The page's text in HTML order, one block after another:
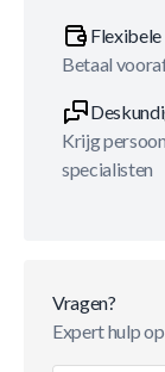
Betaal
Krijg
specialisten
Vragen?
Expert hulp